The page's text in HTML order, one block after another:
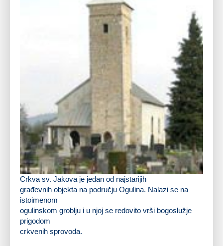
Crkva sv. Jakova je jedan od najstarijih
građevnih objekta na području Ogulina. Nalazi se na
istoimenom
ogulinskom groblju i u njoj se redovito vrši bogoslužje
prigodom
crkvenih sprovoda.